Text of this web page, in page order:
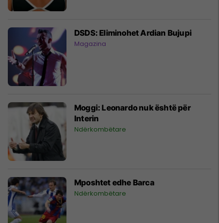
DSDS: Eliminohet Ardian Bujupi
Magazina
Moggi: Leonardo nuk është për
Interin
Ndërkombëtare
Mposhtet edhe Barca
Ndërkombëtare